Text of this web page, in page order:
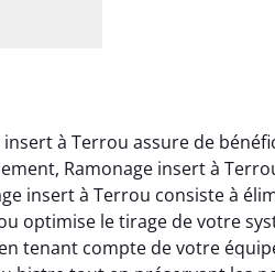
insert à Terrou assure de
Ramonage insert à
insert à Terrou consiste à
optimise le tirage de votre
tenant compte de votre